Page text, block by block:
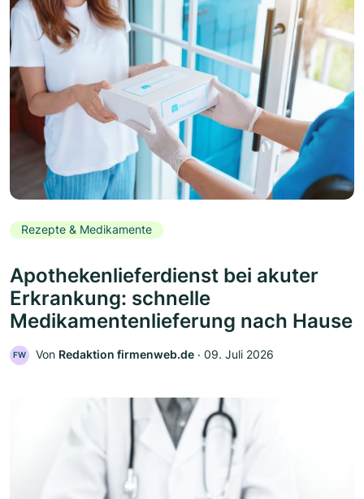
Rezepte & Medikamente
Apothekenlieferdienst bei akuter
Erkrankung: schnelle
Medikamentenlieferung nach Hause
FW Von Redaktion firmenweb.de ‧ 09. Juli 2026